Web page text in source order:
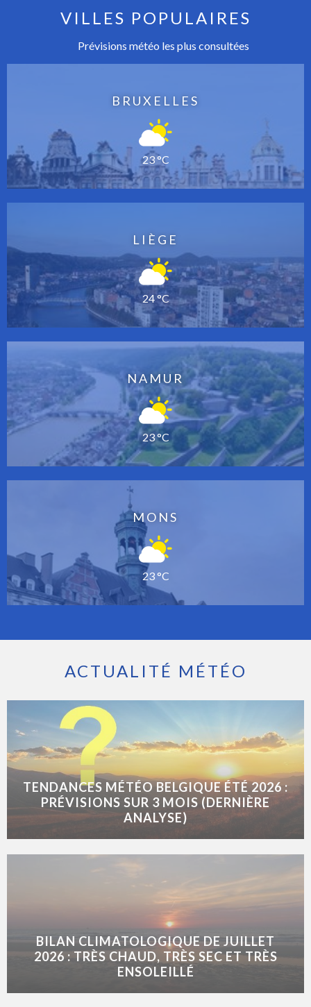
VILLES POPULAIRES
Prévisions météo les plus consultées
BRUXELLES
23 °C
LIÈGE
24 °C
NAMUR
23 °C
MONS
23 °C
ACTUALITÉ MÉTÉO
TENDANCES MÉTÉO BELGIQUE ÉTÉ 2026 :
PRÉVISIONS SUR 3 MOIS (DERNIÈRE
ANALYSE)
BILAN CLIMATOLOGIQUE DE JUILLET
2026 : TRÈS CHAUD, TRÈS SEC ET TRÈS
ENSOLEILLÉ